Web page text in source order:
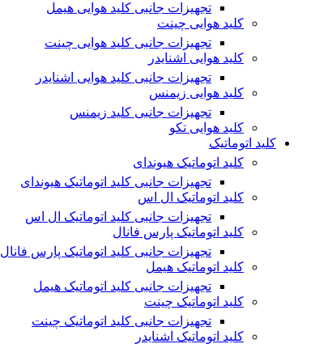
تجهیزات جانبی کلید هوایی هیمل
کلید هوایی چینت
تجهیزات جانبی کلید هوایی چینت
کلید هوایی اشنایدر
تجهیزات جانبی کلید هوایی اشنایدر
کلید هوایی زیمنس
تجهیزات جانبی کلید زیمنس
کلید هوایی تکو
کلید اتوماتیک
کلید اتوماتیک هیوندای
تجهیزات جانبی کلید اتوماتیک هیوندای
کلید اتوماتیک ال اس
تجهیزات جانبی کلید اتوماتیک ال اس
کلید اتوماتیک پارس فانال
تجهیزات جانبی کلید اتوماتیک پارس فانال
کلید اتوماتیک هیمل
تجهیزات جانبی کلید اتوماتیک هیمل
کلید اتوماتیک چینت
تجهیزات جانبی کلید اتوماتیک چینت
کلید اتوماتیک اشنایدر